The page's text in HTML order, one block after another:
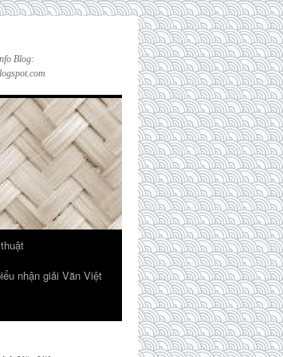
Blog:
nhận giải Văn Việt